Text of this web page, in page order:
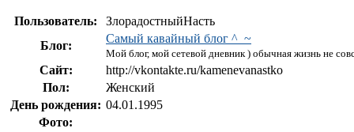
Пользователь:
ЗлорадостныйНасть
Блог:
Самый кавайный блог ^_~
Мой блог, мой сетевой дневник ) обычная жизнь не
Сайт:
http://vkontakte.ru/kamenevanastko
Пол:
Женский
День рождения: 04.01.1995
Фото: